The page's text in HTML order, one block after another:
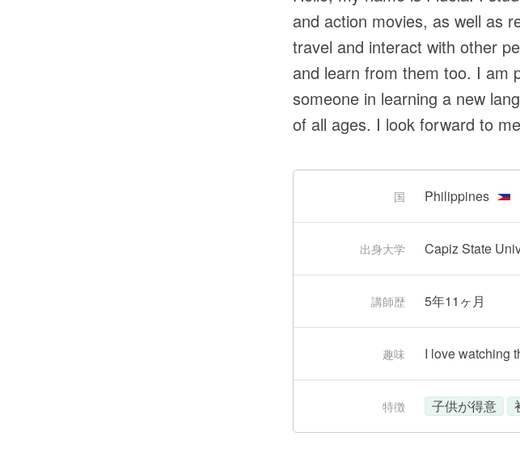
and action movies, as well as
travel and interact with other
and learn from them too. I am
someone in learning a new
of all ages. I look forward to
国 Philippines
出身大学 Capiz State
講師歴 5年11ヶ月
趣味 I love watching
特徴 子供が得意